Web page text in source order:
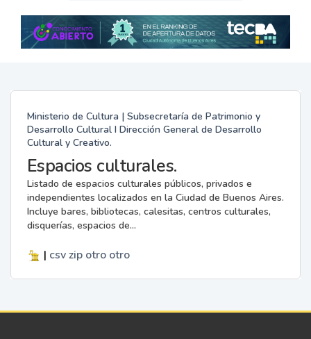
Ministerio de Cultura | Subsecretaría de Patrimonio y
Desarrollo Cultural I Dirección General de Desarrollo
Cultural y Creativo.
Espacios culturales.
Listado de espacios culturales públicos, privados e
independientes localizados en la Ciudad de Buenos Aires.
Incluye bares, bibliotecas, calesitas, centros culturales,
disquerías, espacios de...
| csv zip otro otro